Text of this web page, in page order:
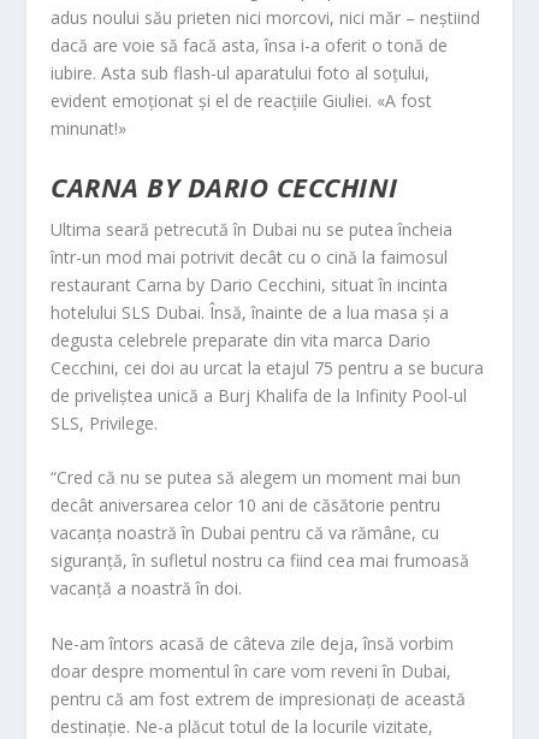
adus noului său prieten nici morcovi, nici măr – neștiind
dacă are voie să facă asta, însa i-a oferit o tonă de
iubire. Asta sub flash-ul aparatului foto al soțului,
evident emoționat și el de reacțiile Giuliei. «A fost
minunat!»
CARNA BY DARIO CECCHINI
Ultima seară petrecută în Dubai nu se putea încheia
într-un mod mai potrivit decât cu o cină la faimosul
restaurant Carna by Dario Cecchini, situat în incinta
hotelului SLS Dubai. Însă, înainte de a lua masa și a
degusta celebrele preparate din vita marca Dario
Cecchini, cei doi au urcat la etajul 75 pentru a se bucura
de priveliștea unică a Burj Khalifa de la Infinity Pool-ul
SLS, Privilege.
“Cred că nu se putea să alegem un moment mai bun
decât aniversarea celor 10 ani de căsătorie pentru
vacanța noastră în Dubai pentru că va rămâne, cu
siguranță, în sufletul nostru ca fiind cea mai frumoasă
vacanță a noastră în doi.
Ne-am întors acasă de câteva zile deja, însă vorbim
doar despre momentul în care vom reveni în Dubai,
pentru că am fost extrem de impresionați de această
destinație. Ne-a plăcut totul de la locurile vizitate,